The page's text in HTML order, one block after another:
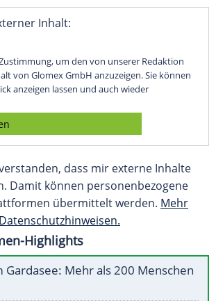
Inhalt:
um den von unserer Redaktion
von Glomex GmbH anzuzeigen. Sie können
anzeigen lassen und auch wieder
dass mir externe Inhalte
Damit können personenbezogene
übermittelt werden. Mehr
Highlights
Gardasee: Mehr als 200 Menschen